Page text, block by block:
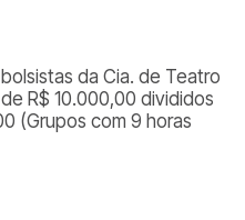
da Cia. de Teatro
R$ 10.000,00 divididos
(Grupos com 9 horas